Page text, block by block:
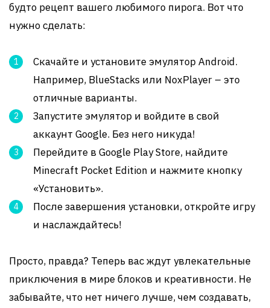
будто рецепт вашего любимого пирога. Вот что
нужно сделать:
Скачайте и установите эмулятор Android.
Например, BlueStacks или NoxPlayer – это
отличные варианты.
Запустите эмулятор и войдите в свой
аккаунт Google. Без него никуда!
Перейдите в Google Play Store, найдите
Minecraft Pocket Edition и нажмите кнопку
«Установить».
После завершения установки, откройте игру
и наслаждайтесь!
Просто, правда? Теперь вас ждут увлекательные
приключения в мире блоков и креативности. Не
забывайте, что нет ничего лучше, чем создавать,